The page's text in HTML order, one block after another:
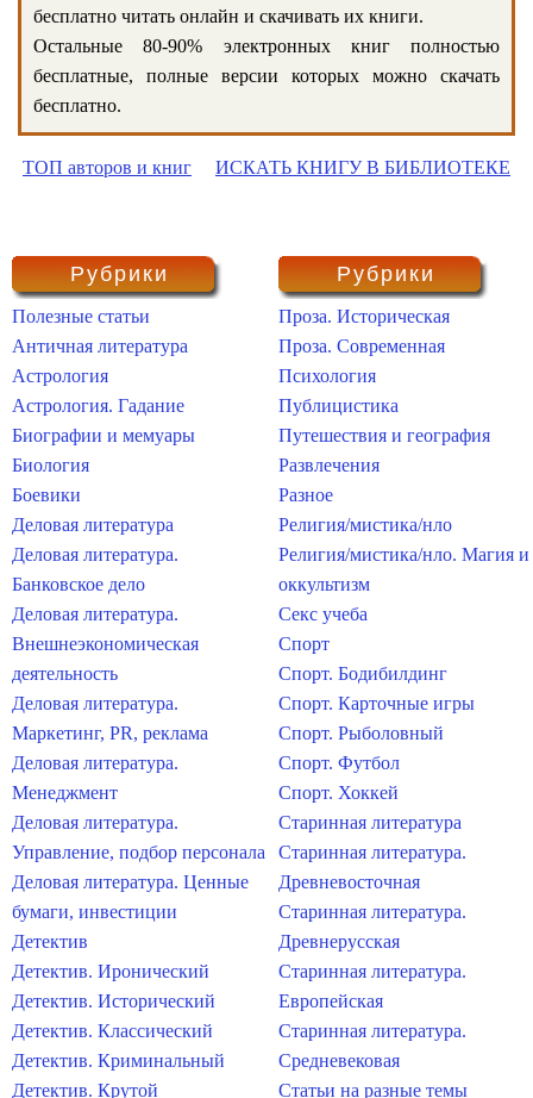
бесплатно читать онлайн и скачивать их книги.
Остальные 80-90% электронных книг полностью
бесплатные, полные версии которых можно скачать
бесплатно.
ТОП авторов и книг ИСКАТЬ КНИГУ В БИБЛИОТЕКЕ
Рубрики
Полезные статьи
Античная литература
Астрология
Астрология. Гадание
Биографии и мемуары
Биология
Боевики
Деловая литература
Деловая литература.
Банковское дело
Деловая литература.
Внешнеэкономическая
деятельность
Деловая литература.
Маркетинг, PR, реклама
Деловая литература.
Менеджмент
Деловая литература.
Управление, подбор персонала
Деловая литература. Ценные
бумаги, инвестиции
Детектив
Детектив. Иронический
Детектив. Исторический
Детектив. Классический
Детектив. Криминальный
Детектив. Крутой
Рубрики
Проза. Историческая
Проза. Современная
Психология
Публицистика
Путешествия и география
Развлечения
Разное
Религия/мистика/нло
Религия/мистика/нло. Магия и
оккультизм
Секс учеба
Спорт
Спорт. Бодибилдинг
Спорт. Карточные игры
Спорт. Рыболовный
Спорт. Футбол
Спорт. Хоккей
Старинная литература
Старинная литература.
Древневосточная
Старинная литература.
Древнерусская
Старинная литература.
Европейская
Старинная литература.
Средневековая
Статьи на разные темы